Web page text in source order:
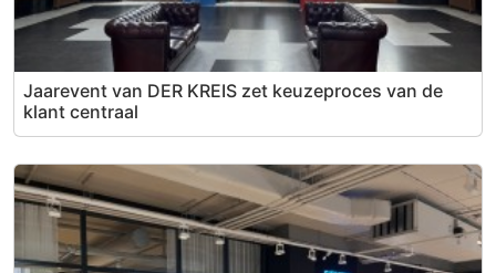
Jaarevent van DER KREIS zet keuzeproces van de
klant centraal